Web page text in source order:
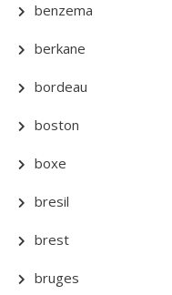
benzema
berkane
bordeau
boston
boxe
bresil
brest
bruges